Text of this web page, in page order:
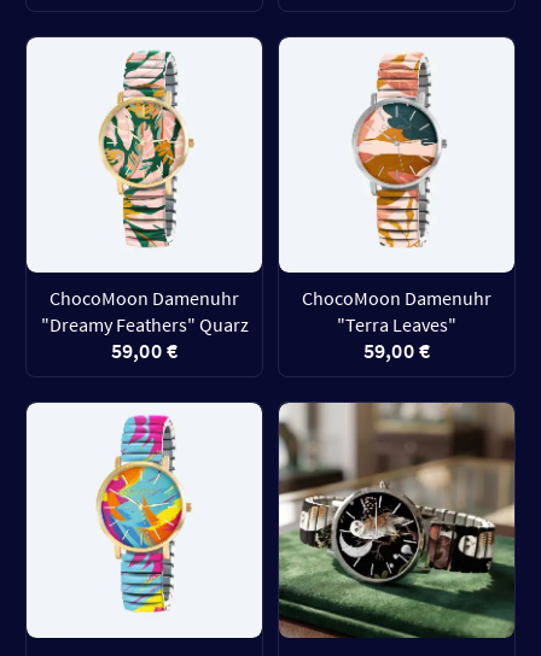
ChocoMoon Damenuhr
"Dreamy Feathers" Quarz
59,00 €
ChocoMoon Damenuhr
"Terra Leaves"
59,00 €